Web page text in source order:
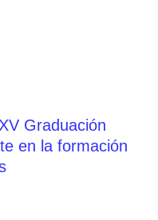
Graduación
en la formación